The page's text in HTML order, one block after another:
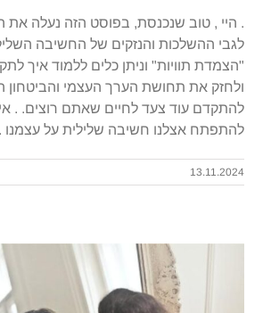
. היי , טוב שנכנסת, בפוסט הזה נעלה את
לגבי ההשלכות והנזקים של החשיבה
"הצמדת תוויות" וניתן כלים ללמוד איך
ולחזק את תחושת הערך העצמי והביטחון
להתקדם עוד צעד לחיים שאתם רוצים. .
להתפתח אצלנו חשיבה שלילית על עצמנו
13.11.2024